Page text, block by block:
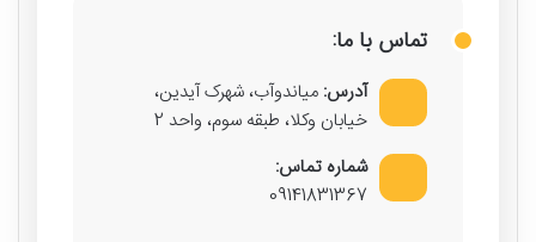
تماس با ما:
آدرس: میاندوآب، شهرک آیدین،
خیابان وکلا، طبقه سوم، واحد 2
شماره تماس:
09141831367